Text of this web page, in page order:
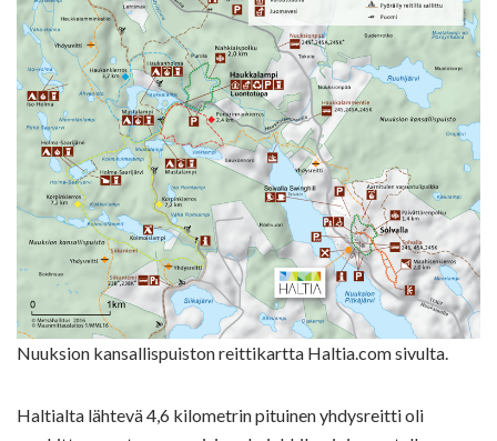
Nuuksion kansallispuiston reittikartta Haltia.com sivulta.
Haltialta lähtevä 4,6 kilometrin pituinen yhdysreitti oli